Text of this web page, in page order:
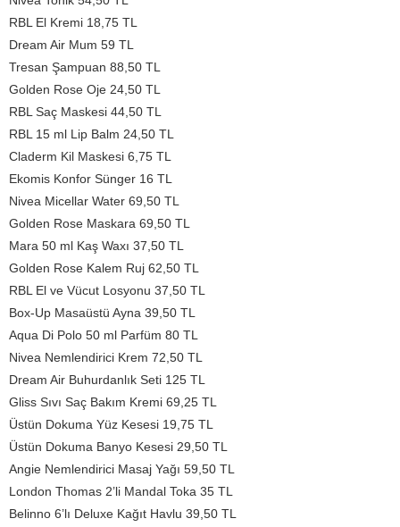
RBL El Kremi 18,75 TL
Dream Air Mum 59 TL
Tresan Şampuan 88,50 TL
Golden Rose Oje 24,50 TL
RBL Saç Maskesi 44,50 TL
RBL 15 ml Lip Balm 24,50 TL
Claderm Kil Maskesi 6,75 TL
Ekomis Konfor Sünger 16 TL
Nivea Micellar Water 69,50 TL
Golden Rose Maskara 69,50 TL
Mara 50 ml Kaş Waxı 37,50 TL
Golden Rose Kalem Ruj 62,50 TL
RBL El ve Vücut Losyonu 37,50 TL
Box-Up Masaüstü Ayna 39,50 TL
Aqua Di Polo 50 ml Parfüm 80 TL
Nivea Nemlendirici Krem 72,50 TL
Dream Air Buhurdanlık Seti 125 TL
Gliss Sıvı Saç Bakım Kremi 69,25 TL
Üstün Dokuma Yüz Kesesi 19,75 TL
Üstün Dokuma Banyo Kesesi 29,50 TL
Angie Nemlendirici Masaj Yağı 59,50 TL
London Thomas 2’li Mandal Toka 35 TL
Belinno 6’lı Deluxe Kağıt Havlu 39,50 TL